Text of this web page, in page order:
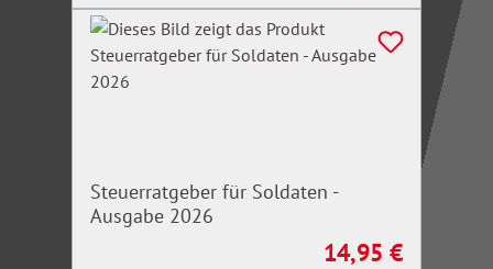
Steuerratgeber für Soldaten -
Ausgabe 2026
Regulärer Preis:
14,95 €